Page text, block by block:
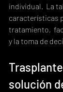
individual.  La
características
tratamiento,
y la toma de
solución